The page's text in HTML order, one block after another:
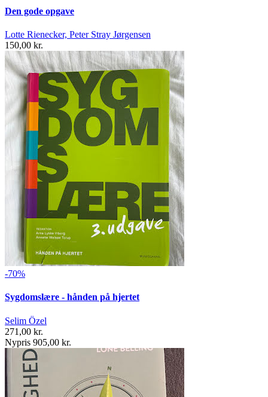
Den gode opgave
Lotte Rienecker, Peter Stray Jørgensen
150,00 kr.
-70%
Sygdomslære - hånden på hjertet
Selim Özel
271,00 kr.
Nypris 905,00 kr.